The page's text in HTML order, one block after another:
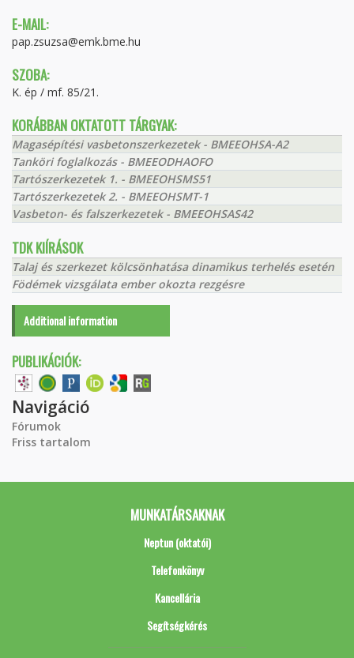
E-MAIL:
pap.zsuzsa@emk.bme.hu
SZOBA:
K. ép / mf. 85/21.
KORÁBBAN OKTATOTT TÁRGYAK:
Magasépítési vasbetonszerkezetek - BMEEOHSA-A2
Tanköri foglalkozás - BMEEODHAOFO
Tartószerkezetek 1. - BMEEOHSMS51
Tartószerkezetek 2. - BMEEOHSMT-1
Vasbeton- és falszerkezetek - BMEEOHSAS42
TDK KIÍRÁSOK
Talaj és szerkezet kölcsönhatása dinamikus terhelés esetén
Födémek vizsgálata ember okozta rezgésre
Additional information
PUBLIKÁCIÓK:
Navigáció
Fórumok
Friss tartalom
MUNKATÁRSAKNAK
Neptun (oktatói)
Telefonkönyv
Kancellária
Segítségkérés